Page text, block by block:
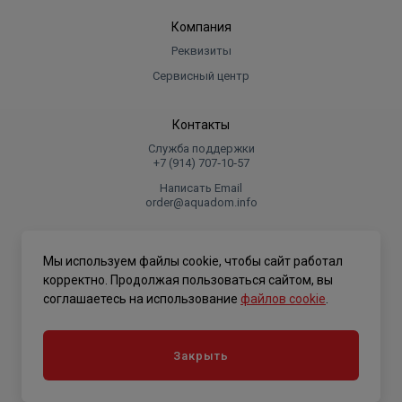
Компания
Реквизиты
Сервисный центр
Контакты
Служба поддержки
+7 (914) 707‑10‑57
Написать Email
order@aquadom.info
.
Мы используем файлы cookie, чтобы сайт работал
корректно. Продолжая пользоваться сайтом, вы
соглашаетесь на использование файлов cookie
Закрыть